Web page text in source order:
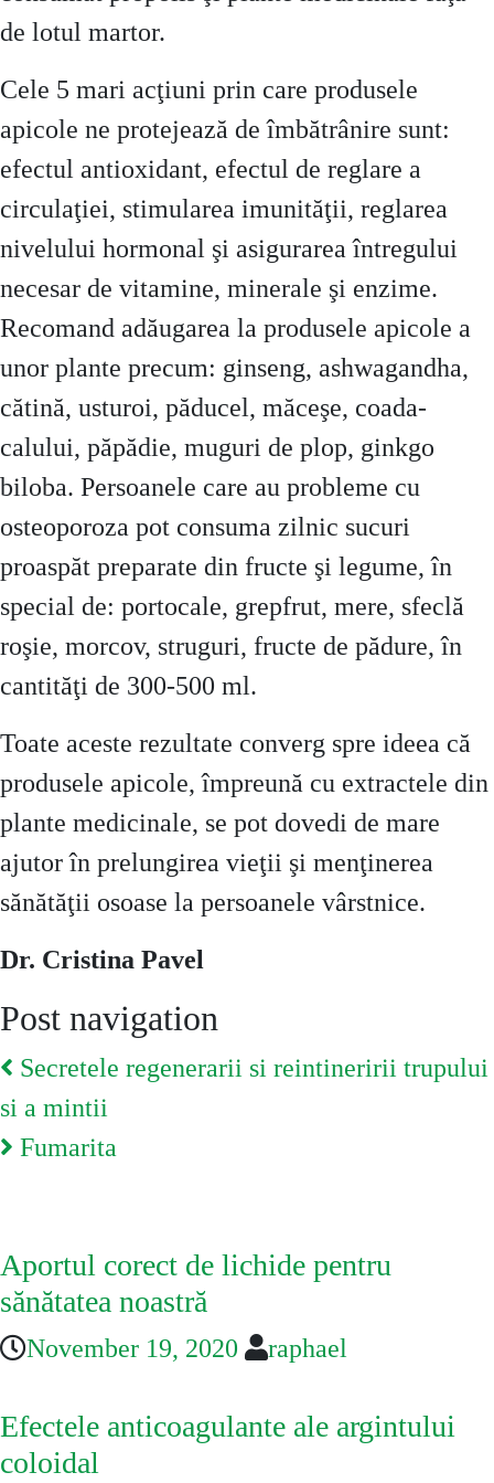
de lotul martor.
Cele 5 mari acţiuni prin care produsele
apicole ne protejează de îmbătrânire sunt:
efectul antioxidant, efectul de reglare a
circulaţiei, stimularea imunităţii, reglarea
nivelului hormonal şi asigurarea întregului
necesar de vitamine, minerale şi enzime.
Recomand adăugarea la produsele apicole a
unor plante precum: ginseng, ashwagandha,
cătină, usturoi, păducel, măceşe, coada-
calului, păpădie, muguri de plop, ginkgo
biloba. Persoanele care au probleme cu
osteoporoza pot consuma zilnic sucuri
proaspăt preparate din fructe şi legume, în
special de: portocale, grepfrut, mere, sfeclă
roşie, morcov, struguri, fructe de pădure, în
cantităţi de 300-500 ml.
Toate aceste rezultate converg spre ideea că
produsele apicole, împreună cu extractele din
plante medicinale, se pot dovedi de mare
ajutor în prelungirea vieţii şi menţinerea
sănătăţii osoase la persoanele vârstnice.
Dr. Cristina Pavel
Post navigation
Secretele regenerarii si reintineririi trupului
si a mintii
Fumarita
Aportul corect de lichide pentru
sănătatea noastră
November 19, 2020 raphael
Efectele anticoagulante ale argintului
coloidal